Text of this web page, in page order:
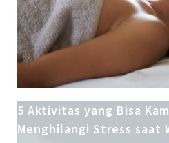
5 Aktivitas yang Bisa
Menghilangi Stress saat